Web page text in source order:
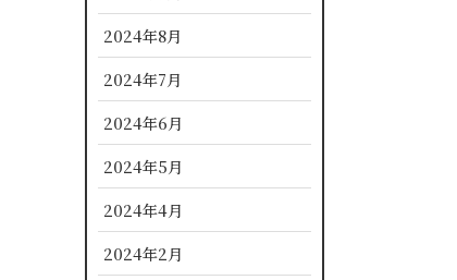
2024年8月
2024年7月
2024年6月
2024年5月
2024年4月
2024年2月